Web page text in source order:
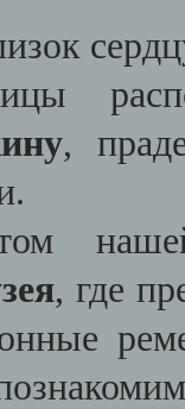
,
, где